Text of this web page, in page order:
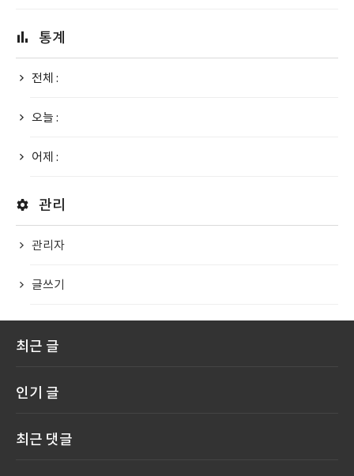
통계
전체 :
오늘 :
어제 :
관리
관리자
글쓰기
최근 글
인기 글
최근 댓글